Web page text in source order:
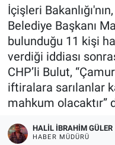
İçişleri
Belediye Başkanı
bulunduğu 11 kişi
verdiği iddiası
CHP’li Bulut,
iftiralara sarılanlar
mahkum olacaktır”
HALIL İBRAHIM GÜLER
HABER MÜDÜRÜ